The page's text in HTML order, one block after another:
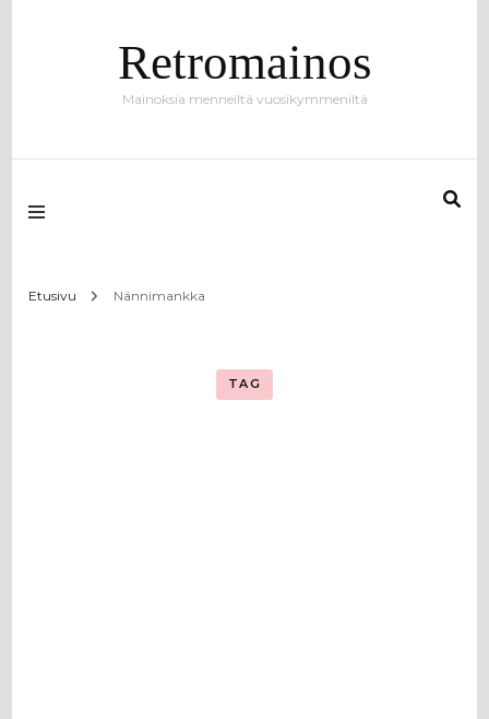
Retromainos
Mainoksia menneiltä vuosikymmeniltä
Etusivu Nännimankka
TAG